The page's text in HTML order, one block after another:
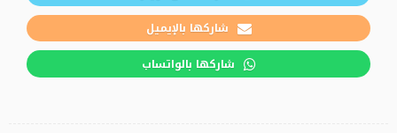
شاركها بالإيميل
شاركها بالواتساب